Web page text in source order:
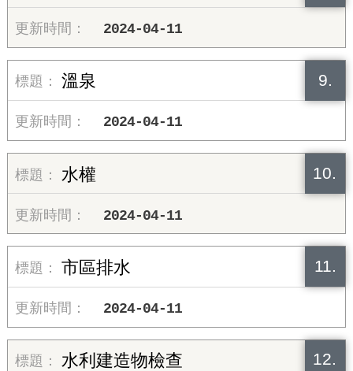
2024-04-11
9.
溫泉
2024-04-11
10.
水權
2024-04-11
11.
市區排水
2024-04-11
12.
水利建造物檢查